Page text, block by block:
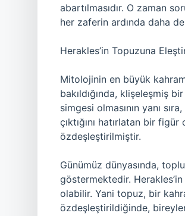
abartılmasıdır. O zaman
her zaferin ardında daha
Herakles’in Topuzuna
Mitolojinin en büyük
bakıldığında, klişeleşmiş
simgesi olmasının yanı
çıktığını hatırlatan bir
özdeşleştirilmiştir.
Günümüz dünyasında,
göstermektedir.
olabilir. Yani topuz, bir
özdeşleştirildiğinde,